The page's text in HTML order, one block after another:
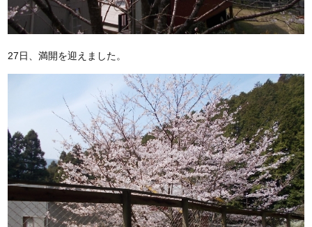
27日、満開を迎えました。